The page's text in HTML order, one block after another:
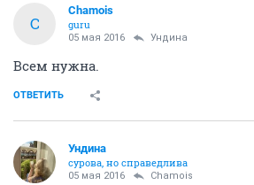
C
Chamois
guru
05 мая 2016 Ундинa
Всем нужна.
ОТВЕТИТЬ
Ундинa
сурова, но справедлива
05 мая 2016 Chamois